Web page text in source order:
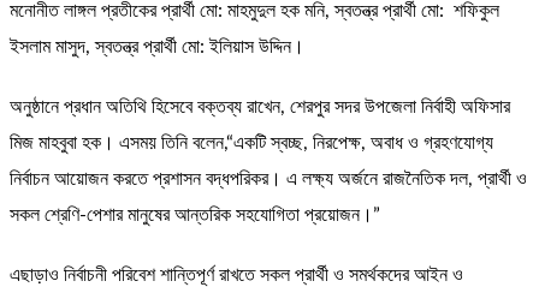
মনোনীত লাঙ্গল প্রতীকের প্রার্থী মো: মাহমুদুল হক মনি, স্বতন্ত্র প্রার্থী মো: শফিকুল
ইসলাম মাসুদ, স্বতন্ত্র প্রার্থী মো: ইলিয়াস উদ্দিন।
অনুষ্ঠানে প্রধান অতিথি হিসেবে বক্তব্য রাখেন, শেরপুর সদর উপজেলা নির্বাহী অফিসার
মিজ মাহবুবা হক। এসময় তিনি বলেন,“একটি স্বচ্ছ, নিরপেক্ষ, অবাধ ও গ্রহণযোগ্য
নির্বাচন আয়োজন করতে প্রশাসন বদ্ধপরিকর। এ লক্ষ্য অর্জনে রাজনৈতিক দল, প্রার্থী ও
সকল শ্রেণি-পেশার মানুষের আন্তরিক সহযোগিতা প্রয়োজন।”
এছাড়াও নির্বাচনী পরিবেশ শান্তিপূর্ণ রাখতে সকল প্রার্থী ও সমর্থকদের আইন ও